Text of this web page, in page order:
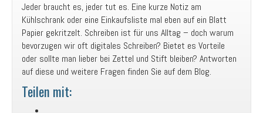
Jeder braucht es, jeder tut es. Eine kurze Notiz am
Kühlschrank oder eine Einkaufsliste mal eben auf ein Blatt
Papier gekritzelt. Schreiben ist für uns Alltag – doch warum
bevorzugen wir oft digitales Schreiben? Bietet es Vorteile
oder sollte man lieber bei Zettel und Stift bleiben? Antworten
auf diese und weitere Fragen finden Sie auf dem Blog.
Teilen mit: